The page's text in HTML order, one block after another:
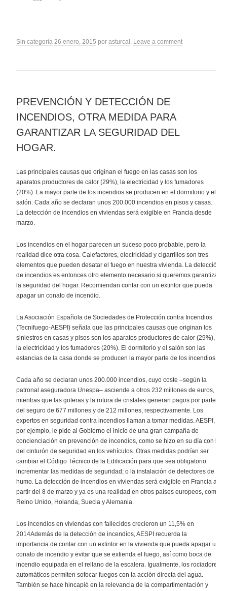
Sin categoría 26 enero, 2015 porasturcal . Leave a comment
PREVENCIÓN Y DETECCIÓN DE
INCENDIOS, OTRA MEDIDA PARA
GARANTIZAR LA SEGURIDAD DEL
HOGAR.
Las principales causas que originan el fuego en las casas son los
aparatos productores de calor (29%), la electricidad y los fumadores
(20%). La mayor parte de los incendios se producen en el dormitorio y el
salón. Cada año se declaran unos 200.000 incendios en pisos y casas.
La detección de incendios en viviendas será exigible en Francia desde
marzo.
Los incendios en el hogar parecen un suceso poco probable, pero la
realidad dice otra cosa. Calefactores, electricidad y cigarrillos son tres
elementos que pueden desatar el fuego en nuestra vivienda. La detección
de incendios es entonces otro elemento necesario si queremos garantizar
la seguridad del hogar. Recomiendan contar con un extintor que pueda
apagar un conato de incendio.
La Asociación Española de Sociedades de Protección contra Incendios
(Tecnifuego-AESPI) señala que las principales causas que originan los
siniestros en casas y pisos son los aparatos productores de calor (29%),
la electricidad y los fumadores (20%). El dormitorio y el salón son las
estancias de la casa donde se producen la mayor parte de los incendios.
Cada año se declaran unos 200.000 incendios, cuyo coste –según la
patronal aseguradora Unespa– asciende a otros 232 millones de euros,
mientras que las goteras y la rotura de cristales generan pagos por parte
del seguro de 677 millones y de 212 millones, respectivamente. Los
expertos en seguridad contra incendios llaman a tomar medidas. AESPI,
por ejemplo, le pide al Gobierno el inicio de una gran campaña de
concienciación en prevención de incendios, como se hizo en su día con la
del cinturón de seguridad en los vehículos. Otras medidas podrían ser
cambiar el Código Técnico de la Edificación para que sea obligatorio
incrementar las medidas de seguridad; o la instalación de detectores de
humo. La detección de incendios en viviendas será exigible en Francia a
partir del 8 de marzo y ya es una realidad en otros países europeos, como
Reino Unido, Holanda, Suecia y Alemania.
Los incendios en viviendas con fallecidos crecieron un 11,5% en
2014Además de la detección de incendios, AESPI recuerda la
importancia de contar con un extintor en la vivienda que pueda apagar un
conato de incendio y evitar que se extienda el fuego, así como boca de
incendio equipada en el rellano de la escalera. Igualmente, los rociadores
automáticos permiten sofocar fuegos con la acción directa del agua.
También se hace hincapié en la relevancia de la compartimentación y